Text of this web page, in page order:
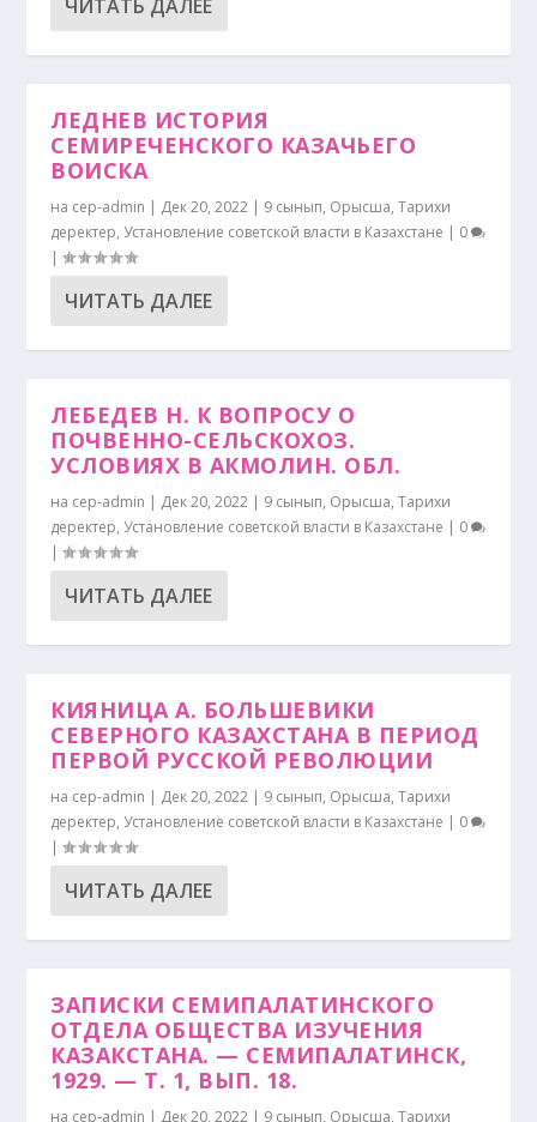
ЧИТАТЬ ДАЛЕЕ
ЛЕДНЕВ ИСТОРИЯ
СЕМИРЕЧЕНСКОГО КАЗАЧЬЕГО
ВОИСКА
на cep-admin | Дек 20, 2022 | 9 сынып, Орысша,Тарихи
деректер, Установление советской власти в Казахстане | 0
|
ЧИТАТЬ ДАЛЕЕ
ЛЕБЕДЕВ Н. К ВОПРОСУ О
ПОЧВЕННО-СЕЛЬСКОХОЗ.
УСЛОВИЯХ В АКМОЛИН. ОБЛ.
на cep-admin | Дек 20, 2022 | 9 сынып, Орысша,Тарихи
деректер, Установление советской власти в Казахстане | 0
|
ЧИТАТЬ ДАЛЕЕ
КИЯНИЦА А. БОЛЬШЕВИКИ
СЕВЕРНОГО КАЗАХСТАНА В ПЕРИОД
ПЕРВОЙ РУССКОЙ РЕВОЛЮЦИИ
на cep-admin | Дек 20, 2022 | 9 сынып, Орысша,Тарихи
деректер, Установление советской власти в Казахстане | 0
|
ЧИТАТЬ ДАЛЕЕ
ЗАПИСКИ СЕМИПАЛАТИНСКОГО
ОТДЕЛА ОБЩЕСТВА ИЗУЧЕНИЯ
КАЗАКСТАНА. — СЕМИПАЛАТИНСК,
1929. — Т. 1, ВЫП. 18.
на cep-admin | Дек 20, 2022 | 9 сынып, Орысша,Тарихи